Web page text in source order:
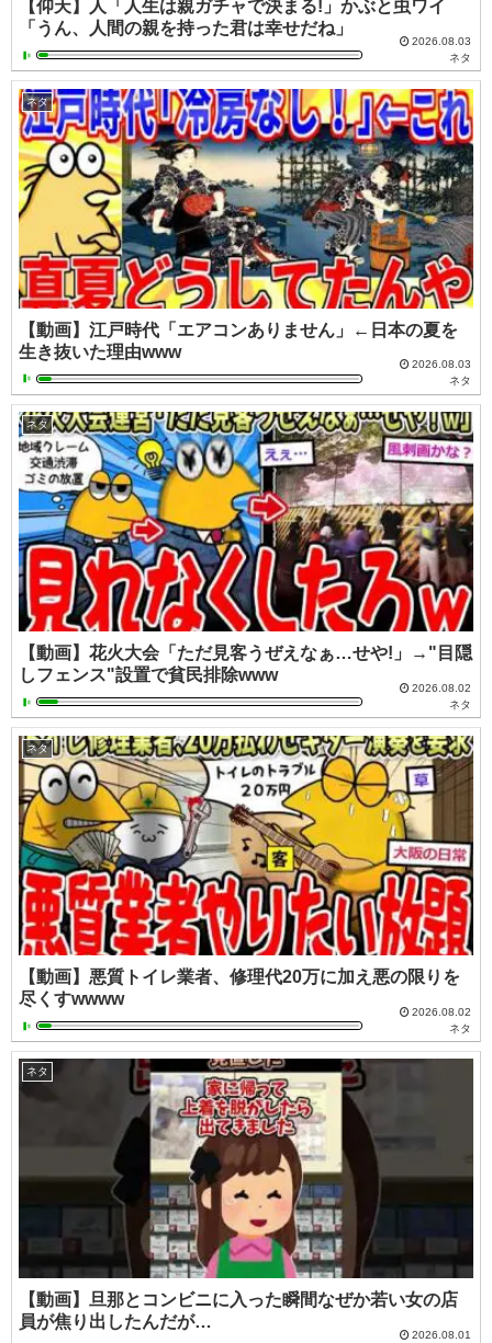
【仰天】人「人生は親ガチャで決まる!」かぶと虫ワイ
「うん、人間の親を持った君は幸せだね」
2026.08.03
ネタ
ネタ
【動画】江戸時代「エアコンありません」←日本の夏を
生き抜いた理由www
2026.08.03
ネタ
ネタ
【動画】花火大会「ただ見客うぜえなぁ…せや!」→"目隠
しフェンス"設置で貧民排除www
2026.08.02
ネタ
ネタ
【動画】悪質トイレ業者、修理代20万に加え悪の限りを
尽くすwwww
2026.08.02
ネタ
ネタ
【動画】旦那とコンビニに入った瞬間なぜか若い女の店
員が焦り出したんだが…
2026.08.01